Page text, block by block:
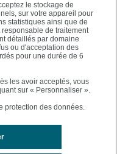
le stockage de
sur votre appareil pour
statistiques ainsi que de
de traitement
détaillés par domaine
ou d'acceptation des
pour une durée de 6
les avoir acceptés, vous
sur « Personnaliser ».
protection des données.